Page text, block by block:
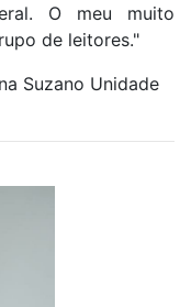
O meu muito
de leitores."
Suzano Unidade